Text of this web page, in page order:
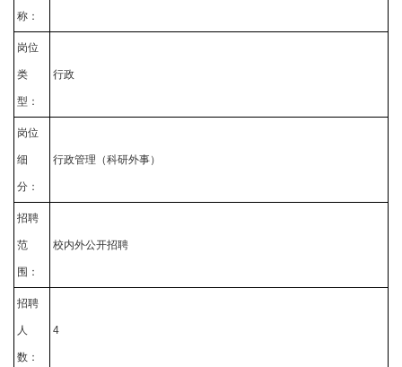
称：
岗位
类
型：
行政
岗位
细
分：
行政管理（科研外事）
招聘
范
围：
校内外公开招聘
招聘
人
数：
4